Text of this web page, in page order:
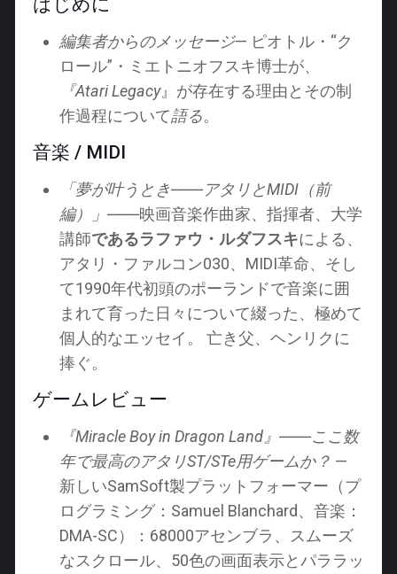
編集者からのメッセージ— ピオトル・“ク
ロール”・ミエトニオフスキ博士が、
『Atari Legacy』が存在する理由とその制
作過程について語る。
音楽 / MIDI
「夢が叶うとき――アタリとMIDI（前
編）」 ――映画音楽作曲家、指揮者、大学
講師であるラファウ・ルダフスキによる、
アタリ・ファルコン030、MIDI革命、そし
て1990年代初頭のポーランドで音楽に囲
まれて育った日々について綴った、極めて
個人的なエッセイ。 亡き父、ヘンリクに
捧ぐ。
ゲームレビュー
『Miracle Boy in Dragon Land』――ここ数
年で最高のアタリST/STe用ゲームか？ —
新しいSamSoft製プラットフォーマー（プ
ログラミング：Samuel Blanchard、音楽：
DMA-SC）：68000アセンブラ、スムーズ
なスクロール、50色の画面表示とパララッ